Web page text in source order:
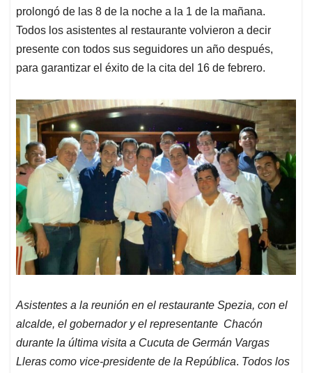
prolongó de las 8 de la noche a la 1 de la mañana.
Todos los asistentes al restaurante volvieron a decir
presente con todos sus seguidores un año después,
para garantizar el éxito de la cita del 16 de febrero.
Asistentes a la reunión en el restaurante Spezia, con el
alcalde, el gobernador y el representante Chacón
durante la última visita a Cucuta de Germán Vargas
Lleras como vice-presidente de la República. Todos los